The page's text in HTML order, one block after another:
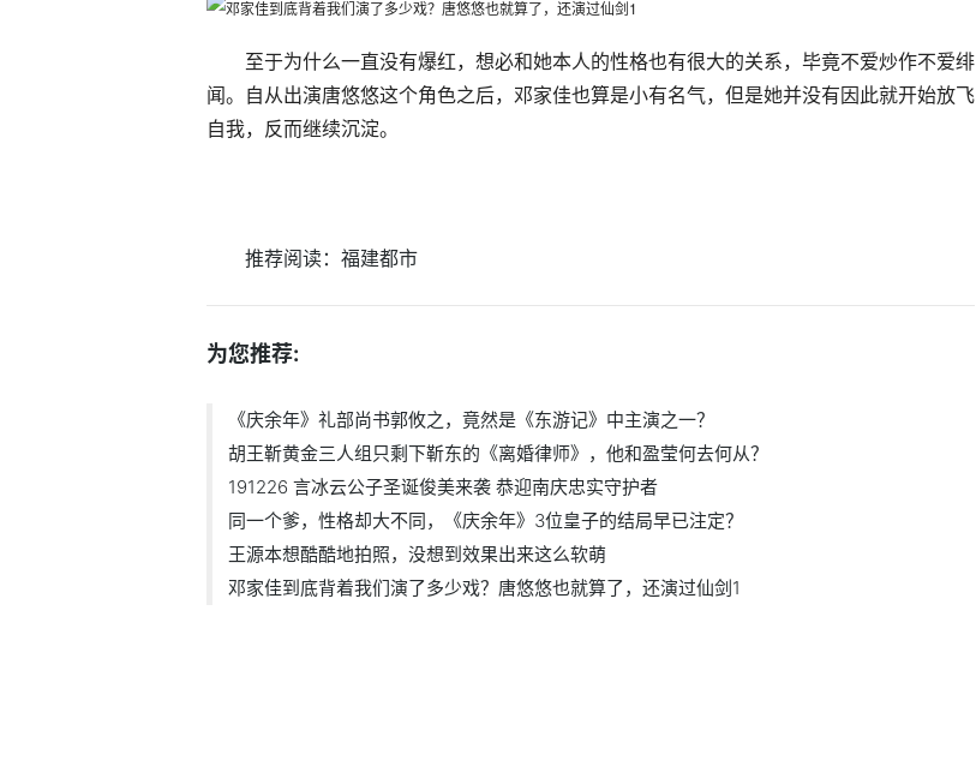
至于为什么一直没有爆红，想必和她本人的性格也有很大的关系，毕竟不爱炒作不爱绯
闻。自从出演唐悠悠这个角色之后，邓家佳也算是小有名气，但是她并没有因此就开始放飞
自我，反而继续沉淀。
推荐阅读： 福建都市
为您推荐:
《庆余年》礼部尚书郭攸之，竟然是《东游记》中主演之一？
胡王靳黄金三人组只剩下靳东的《离婚律师》，他和盈莹何去何从？
191226 言冰云公子圣诞俊美来袭 恭迎南庆忠实守护者
同一个爹，性格却大不同，《庆余年》3位皇子的结局早已注定？
王源本想酷酷地拍照，没想到效果出来这么软萌
邓家佳到底背着我们演了多少戏？唐悠悠也就算了，还演过仙剑1